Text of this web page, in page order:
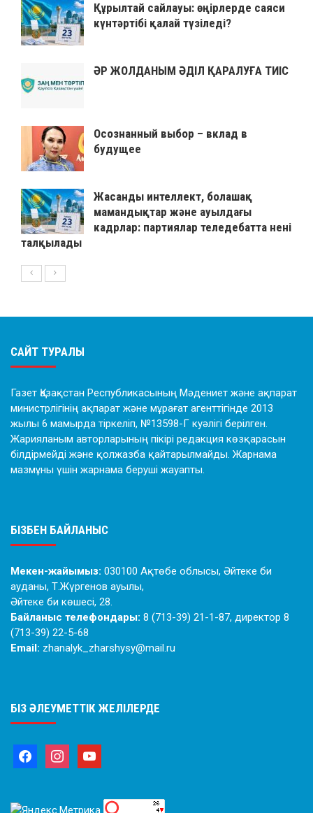
Құрылтай сайлауы: өңірлерде саяси
күнтәртібі қалай түзіледі?
ӘР ЖОЛДАНЫМ ӘДІЛ ҚАРАЛУҒА ТИІС
Осознанный выбор – вклад в
будущее
Жасанды интеллект, болашақ
мамандықтар және ауылдағы
кадрлар: партиялар теледебатта нені
талқылады
САЙТ ТУРАЛЫ
Газет Қазақстан Республикасының Мәдениет және ақпарат
министрлігінің ақпарат және мұрағат агенттігінде 2013
жылы 6 мамырда тіркеліп, №13598-Г куәлігі берілген.
Жарияланым авторларының пікірі редакция көзқарасын
білдірмейді және қолжазба қайтарылмайды. Жарнама
мазмұны үшін жарнама беруші жауапты.
БІЗБЕН БАЙЛАНЫС
Мекен-жайымыз: 030100 Ақтөбе облысы, Әйтеке би
ауданы, Т.Жүргенов ауылы,
Әйтеке би көшесі, 28.
Байланыс телефондары: 8 (713-39) 21-1-87, директор 8
(713-39) 22-5-68
Email: zhanalyk_zharshysy@mail.ru
БІЗ ӘЛЕУМЕТТІК ЖЕЛІЛЕРДЕ